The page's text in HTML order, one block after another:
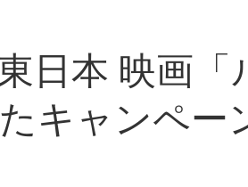
日本 映画
キャンペー